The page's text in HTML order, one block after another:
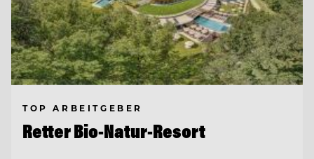
TOP ARBEITGEBER
Retter Bio-Natur-Resort